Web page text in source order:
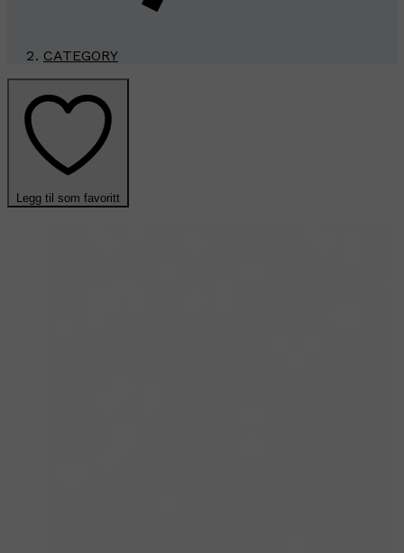
CATEGORY
Legg til som favoritt